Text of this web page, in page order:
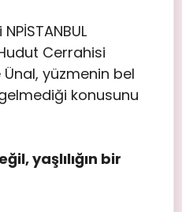
Cerrahisi
Ünal, yüzmenin bel
konusunu
yaşlılığın bir